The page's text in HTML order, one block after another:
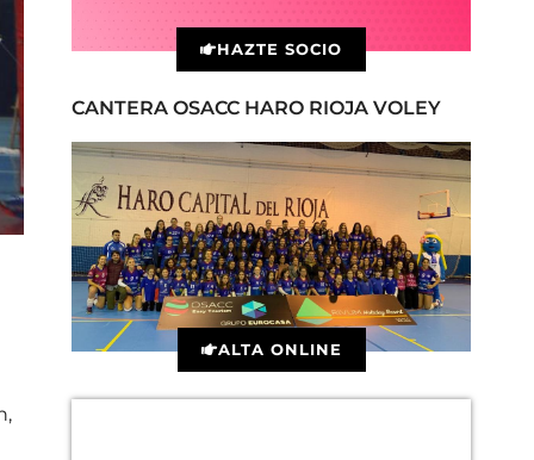
HAZTE SOCIO
CANTERA OSACC HARO RIOJA VOLEY
ALTA ONLINE